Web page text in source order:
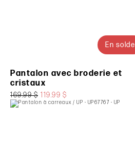
En solde
Pantalon avec broderie et
cristaux
169.99 $ 119.99 $